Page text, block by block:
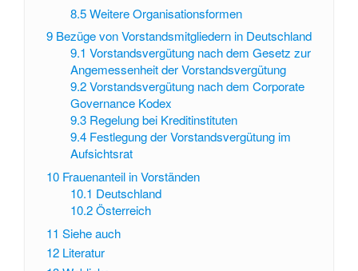
8.5 Weitere Organisationsformen
9 Bezüge von Vorstandsmitgliedern in Deutschland
9.1 Vorstandsvergütung nach dem Gesetz zur
Angemessenheit der Vorstandsvergütung
9.2 Vorstandsvergütung nach dem Corporate
Governance Kodex
9.3 Regelung bei Kreditinstituten
9.4 Festlegung der Vorstandsvergütung im
Aufsichtsrat
10 Frauenanteil in Vorständen
10.1 Deutschland
10.2 Österreich
11 Siehe auch
12 Literatur